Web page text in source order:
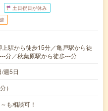
土日祝日が休み
駅から徒歩15分／亀戸駅から徒
分／秋葉原駅から徒歩---分
週5日
）
も相談可！